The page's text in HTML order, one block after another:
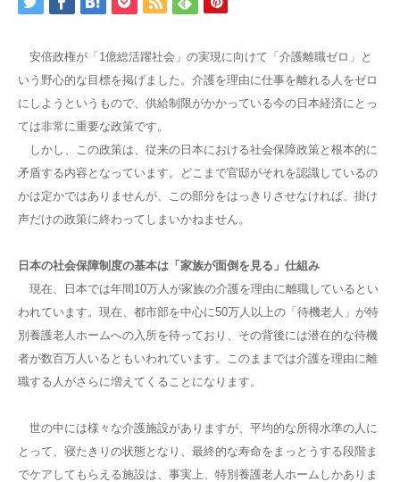
安倍政権が「1億総活躍社会」の実現に向けて「介護離職ゼロ」と
いう野心的な目標を掲げました。介護を理由に仕事を離れる人をゼロ
にしようというもので、供給制限がかかっている今の日本経済にとっ
ては非常に重要な政策です。
しかし、この政策は、従来の日本における社会保障政策と根本的に
矛盾する内容となっています。どこまで官邸がそれを認識しているの
かは定かではありませんが、この部分をはっきりさせなければ、掛け
声だけの政策に終わってしまいかねません。
日本の社会保障制度の基本は「家族が面倒を見る」仕組み
現在、日本では年間10万人が家族の介護を理由に離職しているとい
われています。現在、都市部を中心に50万人以上の「待機老人」が特
別養護老人ホームへの入所を待っており、その背後には潜在的な待機
者が数百万人いるともいわれています。このままでは介護を理由に離
職する人がさらに増えてくることになります。
世の中には様々な介護施設がありますが、平均的な所得水準の人に
とって、寝たきりの状態となり、最終的な寿命をまっとうする段階ま
でケアしてもらえる施設は、事実上、特別養護老人ホームしかありま